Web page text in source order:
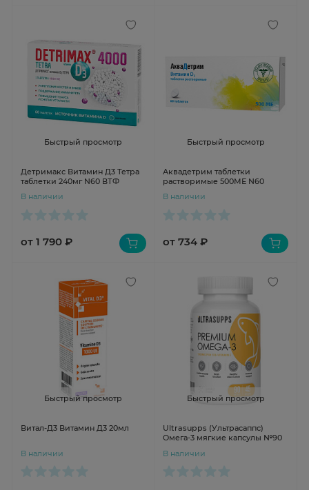
Быстрый просмотр
Детримакс Витамин Д3 Тетра
таблетки 240мг N60 ВТФ
В наличии
от 1 790 ₽
Быстрый просмотр
Аквадетрим таблетки
растворимые 500МЕ N60
В наличии
от 734 ₽
Быстрый просмотр
Витал-Д3 Витамин Д3 20мл
В наличии
Быстрый просмотр
Ultrasupps (Ультрасаппс)
Омега-3 мягкие капсулы №90
В наличии